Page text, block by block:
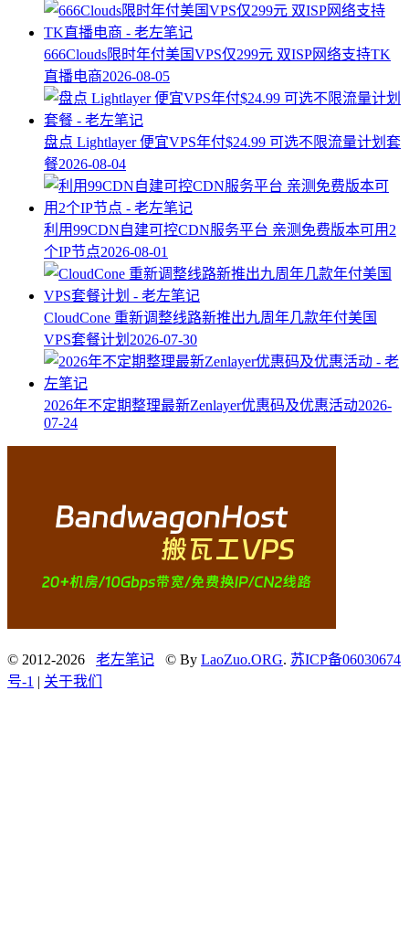
666Clouds限时年付美国VPS仅299元 双ISP网络支持TK
直播电商2026-08-05
盘点 Lightlayer 便宜VPS年付$24.99 可选不限流量计划套
餐2026-08-04
利用99CDN自建可控CDN服务平台 亲测免费版本可用2
个IP节点2026-08-01
CloudCone 重新调整线路新推出九周年几款年付美国
VPS套餐计划 2026-07-30
2026年不定期整理最新Zenlayer优惠码及优惠活动2026-
07-24
© 2012-2026 老左笔记 © By LaoZuo.ORG. 苏ICP备06030674
号-1 | 关于我们